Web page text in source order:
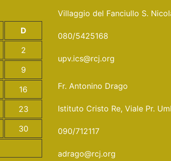
D
2
9
16
23
30
Villaggio del Fanciullo S.
080/5425168
upv.ics@rcj.org
Fr. Antonino Drago
Istituto Cristo Re, Viale Pr.
090/712117
adrago@rcj.org